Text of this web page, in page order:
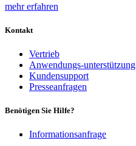
mehr erfahren
Kontakt
Vertrieb
Anwendungs-unterstützung
Kundensupport
Presseanfragen
Benötigen Sie Hilfe?
Informationsanfrage